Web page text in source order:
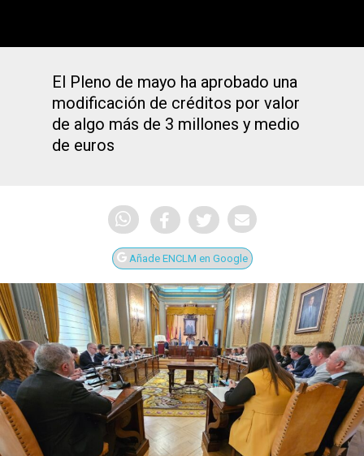
El Pleno de mayo ha aprobado una
modificación de créditos por valor
de algo más de 3 millones y medio
de euros
Añade ENCLM en Google